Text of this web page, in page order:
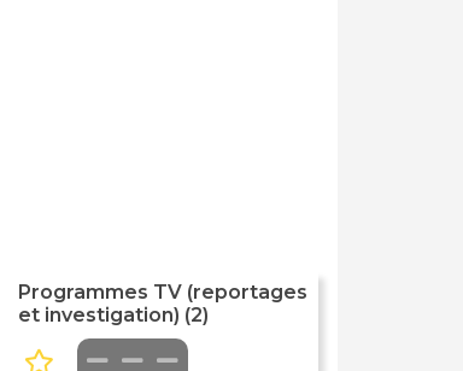
Programmes TV (reportages
et investigation) (2)